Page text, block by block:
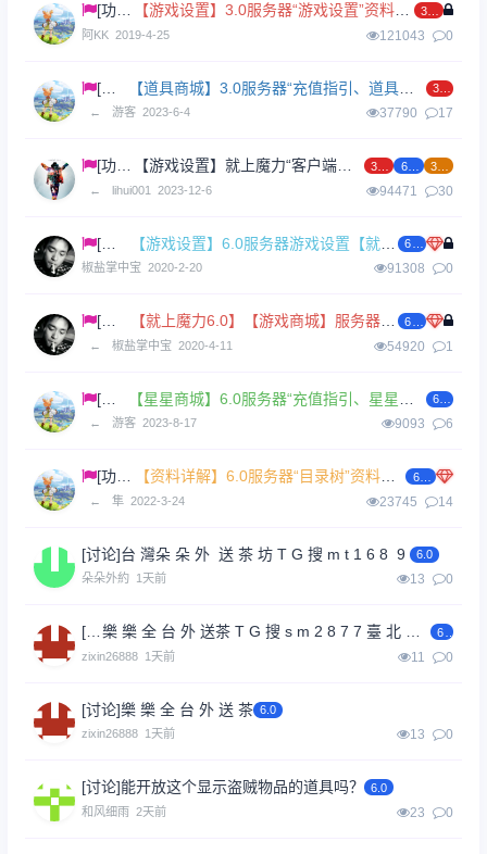
[功能] 【游戏设置】3.0服务器“游戏设置”资料查询
阿KK 2019-4-25 121043 0
[功能] 【道具商城】3.0服务器“充值指引、道具商城”功能介绍
3.0
←
游客 2023-6-4 37790 17
[功能] 【游戏设置】就上魔力“客户端下载” 6.0
←
lihui001 2023-12-6 94471 30
[功能] 【游戏设置】6.0服务器游戏设置【就上魔力】
椒盐掌中宝 2020-2-20 91308 0
[公告] 【就上魔力6.0】【游戏商城】服务器线上商城
←
椒盐掌中宝 2020-4-11 54920 1
[功能]
6.0
←
游客 2023-8-17 9093 6
[功能] 【资料详解】6.0服务器“目录树”资料导引
6.0
←
隼 2022-3-24 23745 14
[讨论]台 灣朵 朵 外 送 茶 坊 T G 搜 m t 1 6 8 9
6.0
朵朵外約
1天前 13 0
[讨论] 樂 樂 全 台 外 送茶 T G 搜 s m 2 8 7 7 臺 北 援 交 妹 臺 南 上 門 服 務 新 竹 大 奶 學 生 妹
6.0
zixin26888 1天前 11 0
[讨论]樂 樂 全 台 外 送 茶 6.0
zixin26888 1天前 13 0
[讨论]能开放这个显示盗贼物品的道具吗？
6.0
和风细雨 2天前 23 0